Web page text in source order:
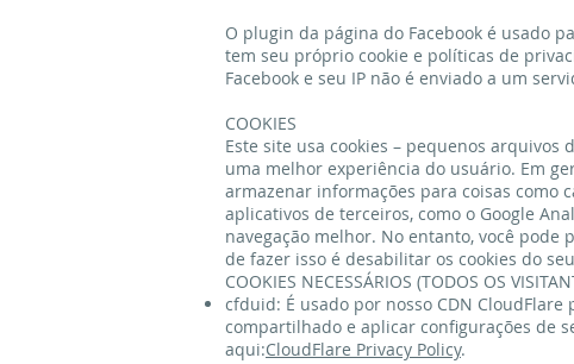
O plugin da página do Facebook é usado
tem seu próprio cookie e políticas de
Facebook e seu IP não é enviado a um
COOKIES
Este site usa cookies – pequenos
uma melhor experiência do usuário. Em
armazenar informações para coisas como
aplicativos de terceiros, como o Google
navegação melhor. No entanto, você
de fazer isso é desabilitar os cookies do
COOKIES NECESSÁRIOS (TODOS OS
cfduid: É usado por nosso CDN
compartilhado e aplicar configurações de
aqui:CloudFlare Privacy Policy.